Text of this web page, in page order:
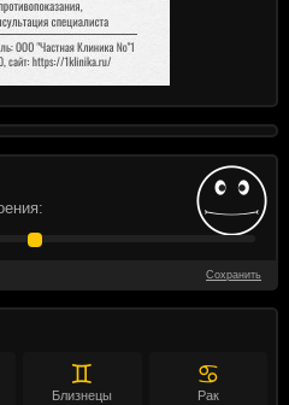
Сохранить
♊
Близнецы
♋
Рак